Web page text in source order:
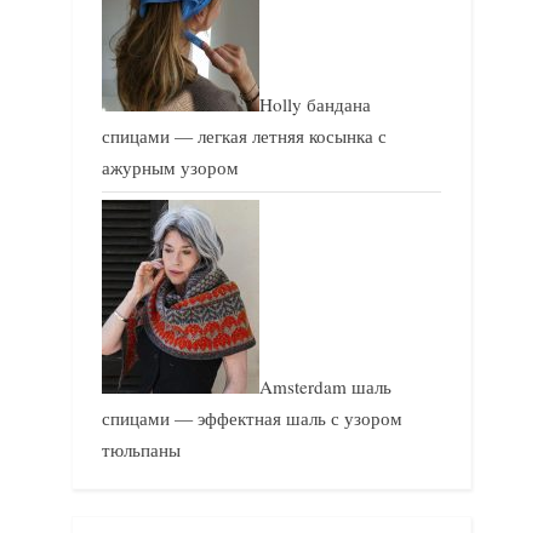
Holly бандана
спицами — легкая летняя косынка с
ажурным узором
Amsterdam шаль
спицами — эффектная шаль с узором
тюльпаны